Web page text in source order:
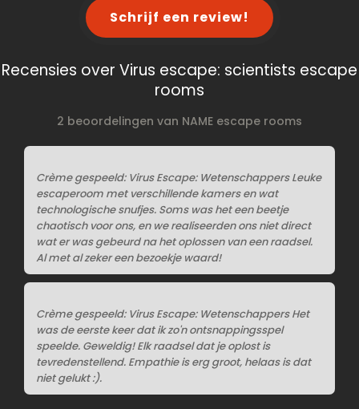
Schrijf een review!
Recensies over Virus escape: scientists escape
rooms
2 beoordelingen van NAME escape rooms
Crème gespeeld: Virus Escape: Wetenschappers Leuke
escaperoom met verschillende kamers en wat
technologische snufjes. Soms was het een beetje
chaotisch voor ons, en we realiseerden ons niet direct
wat er was gebeurd na het oplossen van een raadsel.
Al met al zeker een bezoekje waard!
Crème gespeeld: Virus Escape: Wetenschappers Het
was de eerste keer dat ik zo'n ontsnappingsspel
speelde. Geweldig! Elk raadsel dat je oplost is
tevredenstellend. Empathie is erg groot, helaas is dat
niet gelukt :).